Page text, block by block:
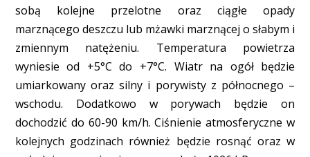
sobą kolejne przelotne oraz ciągłe opady
marznącego deszczu lub mżawki marznącej o słabym i
zmiennym natężeniu. Temperatura powietrza
wyniesie od +5°C do +7°C. Wiatr na ogół będzie
umiarkowany oraz silny i porywisty z północnego –
wschodu. Dodatkowo w porywach będzie on
dochodzić do 60-90 km/h. Ciśnienie atmosferyczne w
kolejnych godzinach również będzie rosnąć oraz w